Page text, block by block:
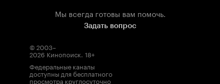
Мы всегда готовы вам помочь.
Задать вопрос
© 2003–
2026 Кинопоиск. 18+
Федеральные каналы
доступны для бесплатного
просмотра круглосуточно